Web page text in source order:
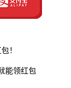
！
能领红包